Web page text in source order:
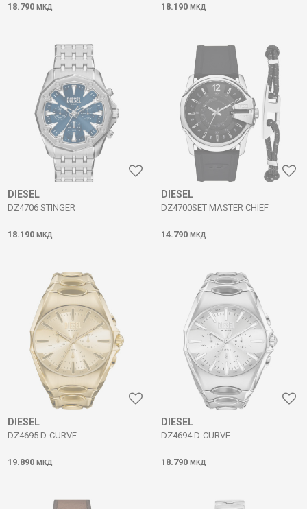
18.790 МКД 18.190 МКД
DIESEL
DZ4706 STINGER
18.190 МКД
DIESEL
DZ4700SET MASTER CHIEF
14.790 МКД
DIESEL
DZ4695 D-CURVE
19.890 МКД
DIESEL
DZ4694 D-CURVE
18.790 МКД